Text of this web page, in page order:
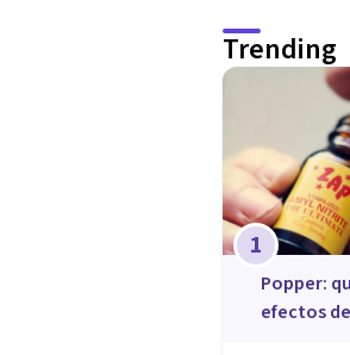
Trending
1
Popper:
efectos